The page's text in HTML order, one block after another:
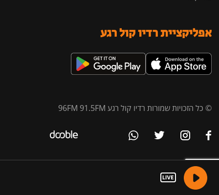
אפליקציית רדיו קול רגע
© כל הזכויות שמורות רדיו קול רגע 96FM 91.5FM